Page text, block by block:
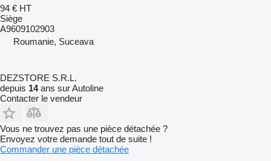
94 € HT
Siège
A9609102903
Roumanie, Suceava
DEZSTORE S.R.L.
depuis 14ans sur Autoline
Contacter le vendeur
Vous ne trouvez pas une pièce détachée ?
Envoyez votre demande tout de suite !
Commander une pièce détachée